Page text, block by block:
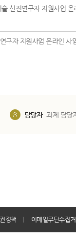
신진연구자 지원사업
구자 지원사업 온라인 사
담당자 과제 담당
정책 이메일무단수집